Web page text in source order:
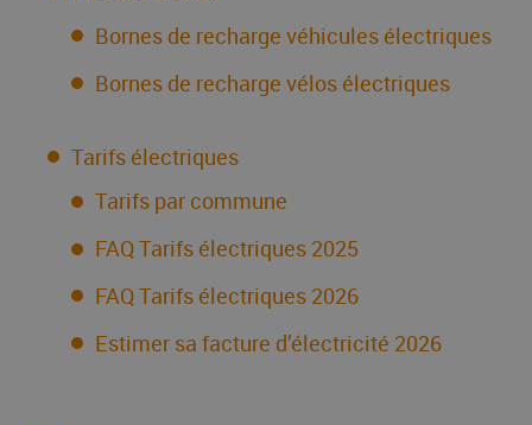
Bornes de recharge véhicules électriques
Bornes de recharge vélos électriques
Tarifs électriques
Tarifs par commune
FAQ Tarifs électriques 2025
FAQ Tarifs électriques 2026
Estimer sa facture d’électricité 2026